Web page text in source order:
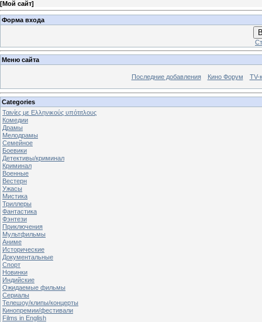
[Мой сайт]
Форма входа
Меню сайта
Последние добавления Кино Форум TV-
Categories
Ταινίες με Ελληνικούς υπότιτλους
Комедии
Драмы
Мелодрамы
Семейное
Боевики
Детективы/криминал
Криминал
Военные
Вестерн
Ужасы
Мистика
Триллеры
Фантастика
Фэнтези
Приключения
Мультфильмы
Аниме
Исторические
Документальные
Спорт
Новинки
Индийские
Ожидаемые фильмы
Сериалы
Телешоу/клипы/концерты
Кинопремии/фестивали
Films in English